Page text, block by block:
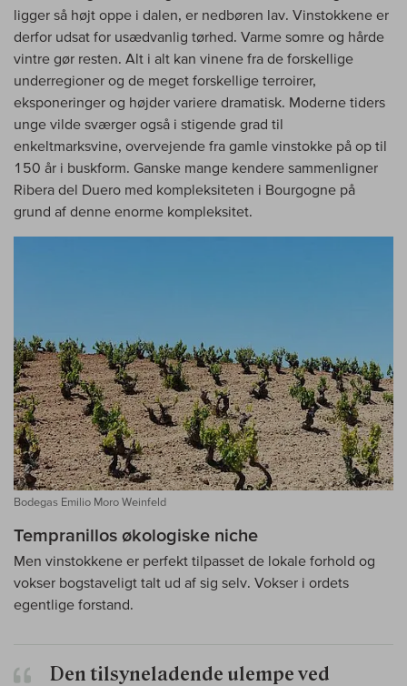
ligger så højt oppe i dalen, er nedbøren lav. Vinstokkene er
derfor udsat for usædvanlig tørhed. Varme somre og hårde
vintre gør resten. Alt i alt kan vinene fra de forskellige
underregioner og de meget forskellige terroirer,
eksponeringer og højder variere dramatisk. Moderne tiders
unge vilde sværger også i stigende grad til
enkeltmarksvine, overvejende fra gamle vinstokke på op til
150 år i buskform. Ganske mange kendere sammenligner
Ribera del Duero med kompleksiteten i Bourgogne på
grund af denne enorme kompleksitet.
Bodegas Emilio Moro Weinfeld
Tempranillos økologiske niche
Men vinstokkene er perfekt tilpasset de lokale forhold og
vokser bogstaveligt talt ud af sig selv. Vokser i ordets
egentlige forstand.
Den tilsyneladende ulempe ved